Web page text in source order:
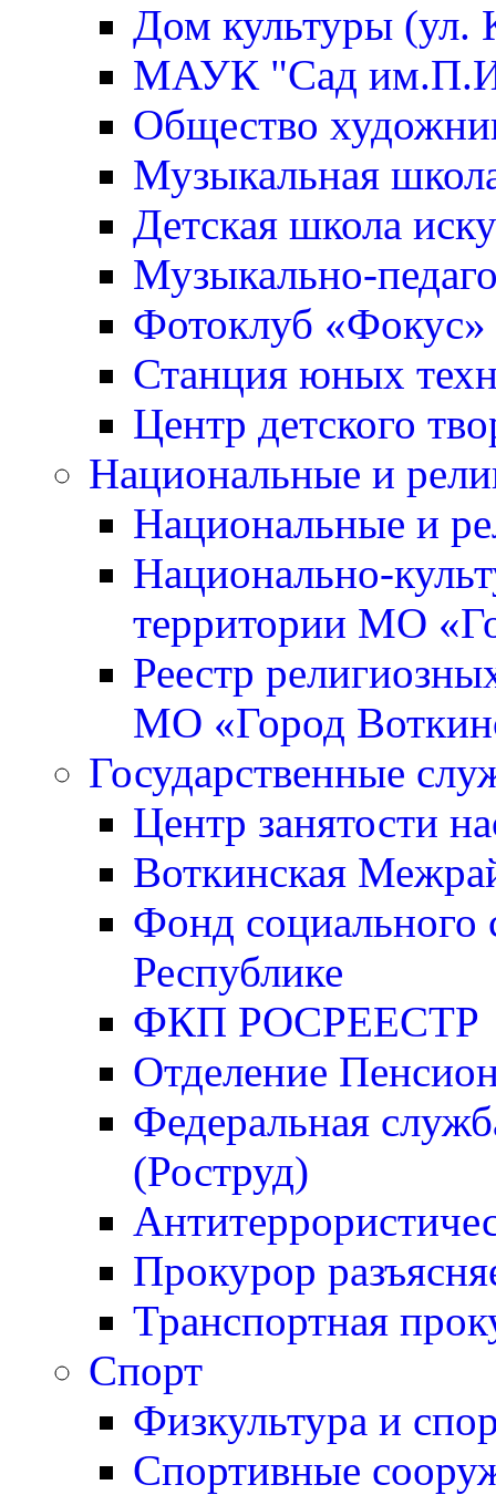
Дом культуры (ул.
МАУК "Сад
Общество
Музыкальная
Детская школа
Музыкально-
Фотоклуб «Фокус»
Станция юных
Центр детского
Национальные и
Национальные и
Национально-
территории МО
Реестр
МО «Город
Государственные
Центр занятости
Воткинская
Фонд социального
Республике
ФКП РОСРЕЕСТР
Отделение
Федеральная
(Роструд)
Прокурор
Транспортная
Спорт
Физкультура и
Спортивные